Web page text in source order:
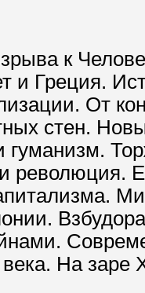
к
и Греция.
От
стен.
гуманизм.
революция.
На заре